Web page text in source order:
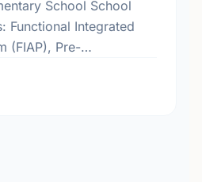
School School
Functional Integrated
(FIAP), Pre-
schools/w-h-ford-